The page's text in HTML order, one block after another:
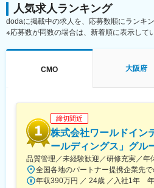
■担当製品：
心臓や下肢の血管の病気に対し、
「バスキュラーインターベンシ
肝臓がんの化学療法「インターベ
医師が求める操作性や品質を追
https://www.terumo.co.jp/business/
■配属エリア：
国内支店のいずれかの配属となり
スにチームでエリアを担当してい
「成長」を大事にする職場でチー
人気求人ランキング
dodaに掲載中の求人を、応募数順にランキ
※応募数が同数の場合は、新着順に表示して
CMO 大阪府
締切間近
株式会社ワールドイン
ールディングス」グル
品質管理／未経験歓迎／研修充実／年